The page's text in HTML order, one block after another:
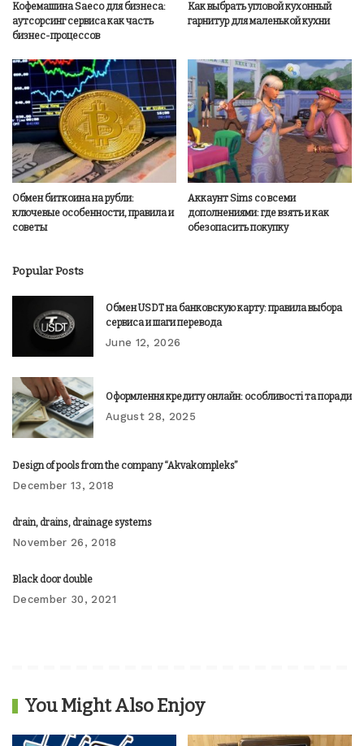
Кофемашина Saeco для бизнеса:
аутсорсинг сервиса как часть
бизнес-процессов
Как выбрать угловой кухонный
гарнитур для маленькой кухни
Обмен биткоина на рубли:
ключевые особенности, правила и
советы
Аккаунт Sims со всеми
дополнениями: где взять и как
обезопасить покупку
Popular Posts
Обмен USDT на банковскую карту: правила выбора
сервиса и шаги перевода
June 12, 2026
Оформлення кредиту онлайн: особливості та поради
August 28, 2025
Design of pools from the company “Akvakompleks”
December 13, 2018
drain, drains, drainage systems
November 26, 2018
Black door double
December 30, 2021
You Might Also Enjoy